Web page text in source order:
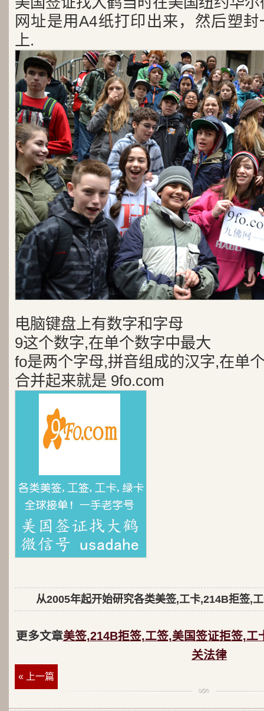
网址是用A4纸打印出来，然后塑
上.
电脑键盘上有数字和字母
9这个数字,在单个数字中最大
fo是两个字母,拼音组成的汉字,在单
合并起来就是 9fo.com
从2005年起开始研究各类美签,工卡,214B拒签,
更多文章美签,214B拒签,工签,美国签证拒签,工
关法律
« 上一篇